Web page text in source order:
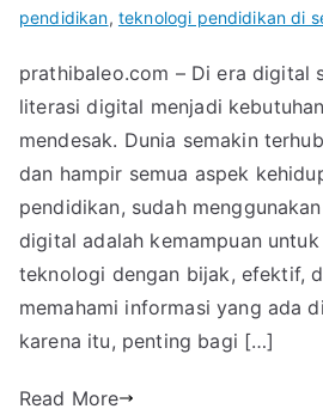
pendidikan, teknologi pendidikan di
prathibaleo.com – Di era digital
literasi digital menjadi
mendesak. Dunia semakin
dan hampir semua aspek
pendidikan, sudah
digital adalah kemampuan
teknologi dengan bijak, efektif,
memahami informasi yang ada
karena itu, penting bagi […]
Read More